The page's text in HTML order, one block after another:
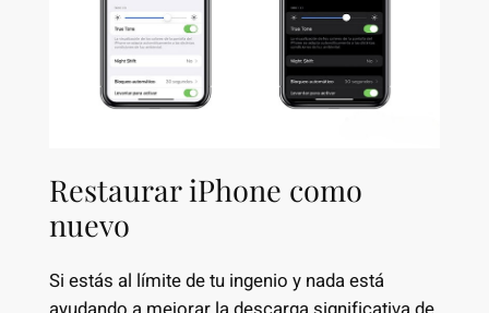
Restaurar iPhone como
nuevo
Si estás al límite de tu ingenio y nada está